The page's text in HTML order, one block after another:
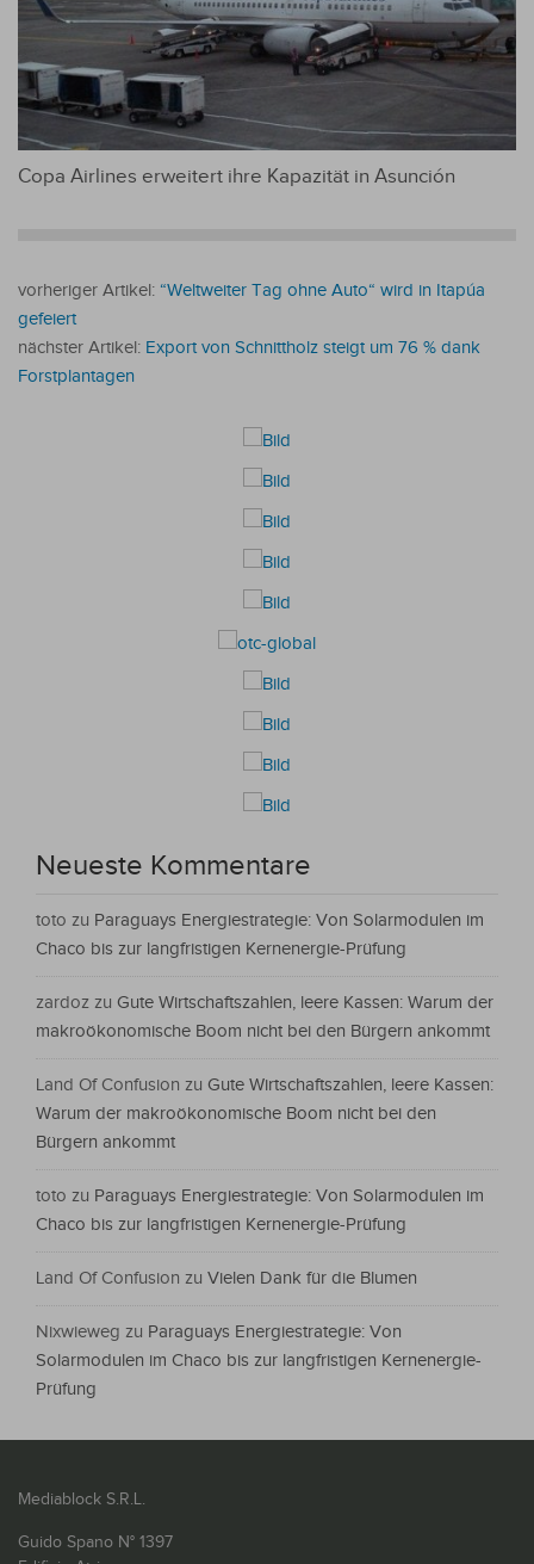
Copa Airlines erweitert ihre Kapazität in Asunción
vorheriger Artikel: “Weltweiter Tag ohne Auto“ wird in Itapúa
gefeiert
nächster Artikel: Export von Schnittholz steigt um 76 % dank
Forstplantagen
Neueste Kommentare
toto zu Paraguays Energiestrategie: Von Solarmodulen im
Chaco bis zur langfristigen Kernenergie-Prüfung
zardoz zu Gute Wirtschaftszahlen, leere Kassen: Warum der
makroökonomische Boom nicht bei den Bürgern ankommt
Land Of Confusion zu Gute Wirtschaftszahlen, leere Kassen:
Warum der makroökonomische Boom nicht bei den
Bürgern ankommt
toto zu Paraguays Energiestrategie: Von Solarmodulen im
Chaco bis zur langfristigen Kernenergie-Prüfung
Land Of Confusion zu Vielen Dank für die Blumen
Nixwieweg zu Paraguays Energiestrategie: Von
Solarmodulen im Chaco bis zur langfristigen Kernenergie-
Prüfung
Mediablock S.R.L.
Guido Spano N° 1397